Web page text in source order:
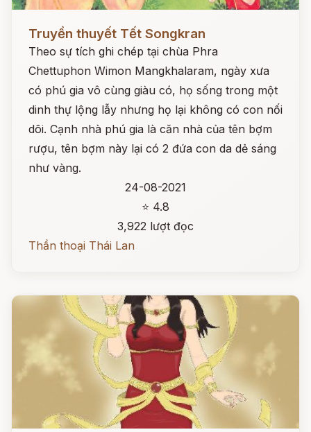
Đọc ngay
Truyền thuyết Tết Songkran
Theo sự tích ghi chép tại chùa Phra
Chettuphon Wimon Mangkhalaram, ngày xưa
có phú gia vô cùng giàu có, họ sống trong một
dinh thự lộng lẫy nhưng họ lại không có con nối
dõi. Cạnh nhà phú gia là căn nhà của tên bợm
rượu, tên bợm này lại có 2 đứa con da dẻ sáng
như vàng.
24-08-2021
⭐ 4.8
3,922 lượt đọc
Thần thoại Thái Lan